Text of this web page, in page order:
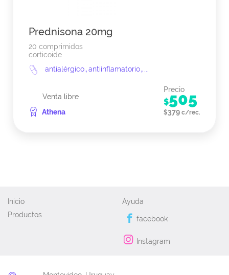
Prednisona 20mg
20 comprimidos
corticoide
antialérgico,antiinflamatorio,
Venta libre
Athena
Precio
$505
$379 c/rec.
Inicio
Productos
Ayuda
facebook
Instagram